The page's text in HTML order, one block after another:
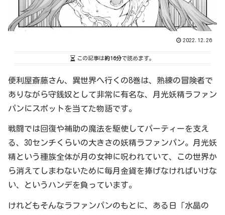
2022.12.26
この記事は約16分で読めます。
便利屋斎藤さん、異世界へ行くの8巻は、熟練の冒険者で
ありながら守銭奴として非常に有名な、月光妖精ラファン
パンにスポットを当てた物語です。
戦闘では回復や補助の魔法を駆使してパーティーを支え
る、30センチくらいの大きさの妖精ラファンパン。月光妖
精という種族全体が月の女神に呪われていて、この世界か
ら消えてしまわないために毎月金貨を捧げなければいけな
い、というハンデを負っています。
けれどもそんなラファンパンのもとに、ある日「水晶の